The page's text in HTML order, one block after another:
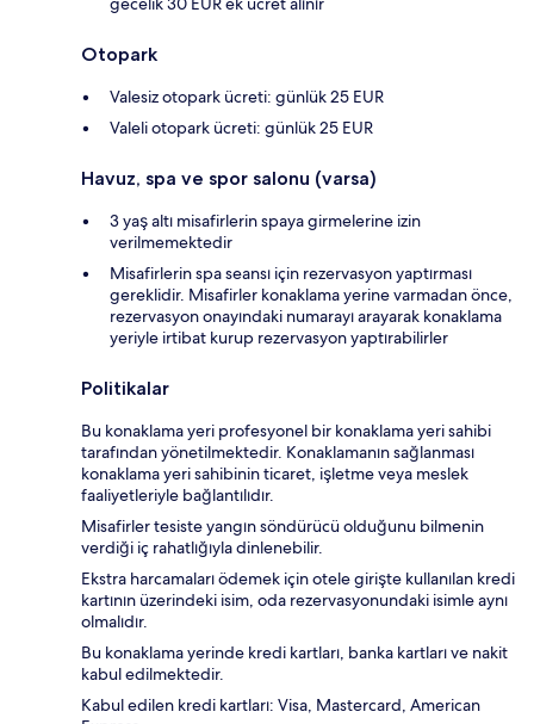
Otopark
Valesiz otopark ücreti: günlük 25 EUR
Valeli otopark ücreti: günlük 25 EUR
Havuz, spa ve spor salonu (varsa)
3 yaş altı misafirlerin spaya girmelerine izin
verilmemektedir
Misafirlerin spa seansı için rezervasyon yaptırması
gereklidir. Misafirler konaklama yerine varmadan önce,
rezervasyon onayındaki numarayı arayarak konaklama
yeriyle irtibat kurup rezervasyon yaptırabilirler
Politikalar
Bu konaklama yeri profesyonel bir konaklama yeri sahibi
tarafından yönetilmektedir. Konaklamanın sağlanması
konaklama yeri sahibinin ticaret, işletme veya meslek
faaliyetleriyle bağlantılıdır.
Misafirler tesiste yangın söndürücü olduğunu bilmenin
verdiği iç rahatlığıyla dinlenebilir.
Ekstra harcamaları ödemek için otele girişte kullanılan kredi
kartının üzerindeki isim, oda rezervasyonundaki isimle aynı
olmalıdır.
Bu konaklama yerinde kredi kartları, banka kartları ve nakit
kabul edilmektedir.
Kabul edilen kredi kartları: Visa, Mastercard, American